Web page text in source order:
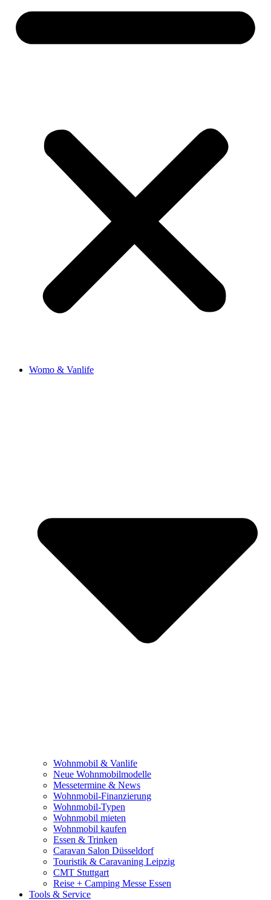
Womo & Vanlife
Wohnmobil & Vanlife
Neue Wohnmobilmodelle
Messetermine & News
Wohnmobil-Finanzierung
Wohnmobil-Typen
Wohnmobil mieten
Wohnmobil kaufen
Essen & Trinken
Caravan Salon Düsseldorf
Touristik & Caravaning Leipzig
CMT Stuttgart
Reise + Camping Messe Essen
Tools & Service